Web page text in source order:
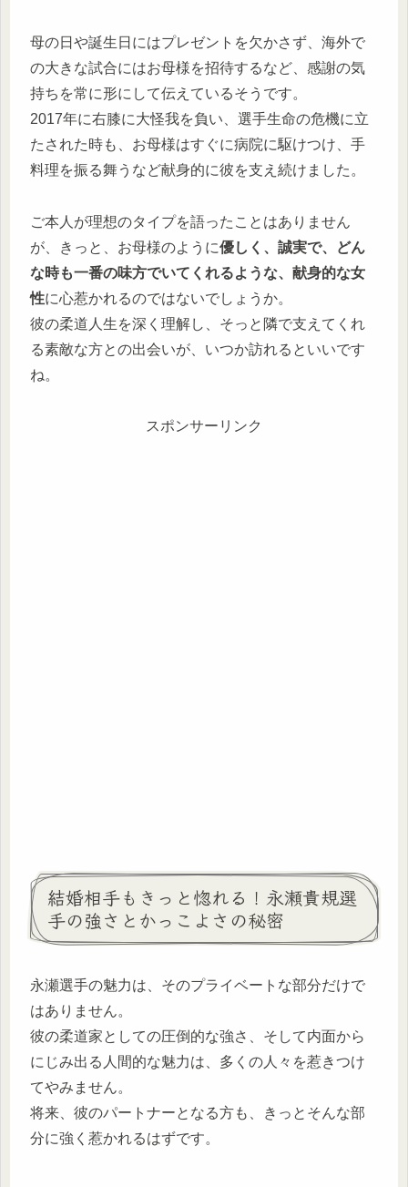
母の日や誕生日にはプレゼントを欠かさず、海外で
の大きな試合にはお母様を招待するなど、感謝の気
持ちを常に形にして伝えているそうです。
2017年に右膝に大怪我を負い、選手生命の危機に立
たされた時も、お母様はすぐに病院に駆けつけ、手
料理を振る舞うなど献身的に彼を支え続けました。
ご本人が理想のタイプを語ったことはありません
が、きっと、お母様のように優しく、誠実で、どん
な時も一番の味方でいてくれるような、献身的な女
性に心惹かれるのではないでしょうか。
彼の柔道人生を深く理解し、そっと隣で支えてくれ
る素敵な方との出会いが、いつか訪れるといいです
ね。
スポンサーリンク
結婚相手もきっと惚れる！永瀬貴規選
手の強さとかっこよさの秘密
永瀬選手の魅力は、そのプライベートな部分だけで
はありません。
彼の柔道家としての圧倒的な強さ、そして内面から
にじみ出る人間的な魅力は、多くの人々を惹きつけ
てやみません。
将来、彼のパートナーとなる方も、きっとそんな部
分に強く惹かれるはずです。